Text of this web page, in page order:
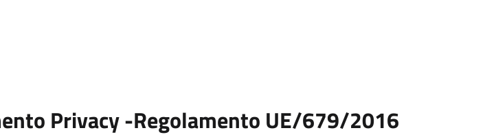
Privacy -Regolamento UE/679/2016